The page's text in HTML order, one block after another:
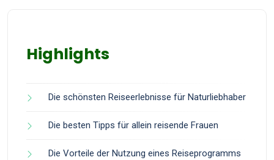
Highlights
Die schönsten Reiseerlebnisse für Naturliebhaber
Die besten Tipps für allein reisende Frauen
Die Vorteile der Nutzung eines Reiseprogramms